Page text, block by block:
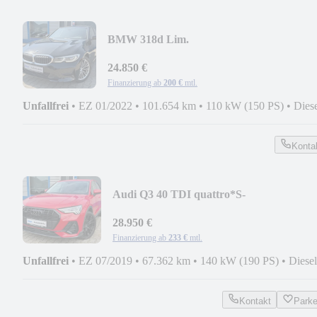
BMW 318d Lim.
24.850 €
Finanzierung ab 200 € mtl.
Unfallfrei • EZ 01/2022 • 101.654 km • 110 kW (150 PS) •
Audi Q3 40 TDI quattro*S-
28.950 €
Finanzierung ab 233 € mtl.
Unfallfrei • EZ 07/2019 • 67.362 km • 140 kW (190 PS) • Diesel
Kontakt